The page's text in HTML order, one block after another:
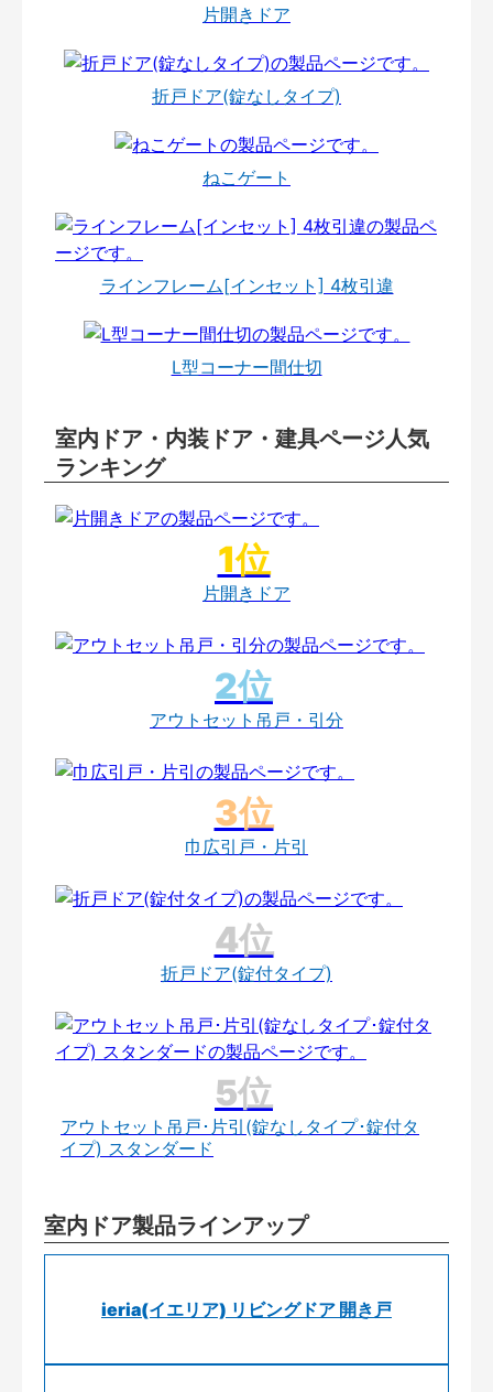
片開きドア
折戸ドア(錠なしタイプ)
ねこゲート
ラインフレーム[インセット] 4枚引違
L型コーナー間仕切
室内ドア・内装ドア・建具ページ人気
ランキング
片開きドア
アウトセット吊戸・引分
巾広引戸・片引
折戸ドア(錠付タイプ)
アウトセット吊戸･片引(錠なしタイプ･錠付タ
イプ) スタンダード
室内ドア製品ラインアップ
ieria(イエリア) リビングドア 開き戸